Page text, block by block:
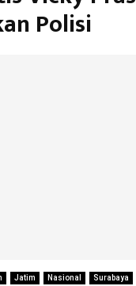
Polisi
Jatim Nasional Surabaya